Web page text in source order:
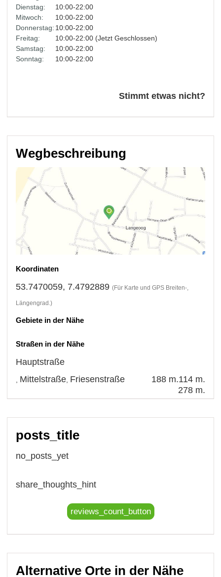
Dienstag:
10:00-22:00
Mitwoch:
10:00-22:00
Donnerstag: 10:00-22:00
Freitag:
10:00-22:00 (Jetzt Geschlossen)
Samstag:
10:00-22:00
Sonntag:
10:00-22:00
Stimmt etwas nicht?
Wegbeschreibung
Koordinaten
53.7470059, 7.4792889 (Für Karte und GPS Breiten-,
Längengrad.)
Gebiete in der Nähe
Straßen in der Nähe
Hauptstraße
114 m.
Mittelstraße 188 m.
Friesenstraße
278 m.
posts_title
no_posts_yet
share_thoughts_hint
reviews_count_button
Alternative Orte in der Nähe